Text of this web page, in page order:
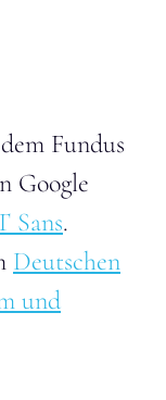
Fundus
Google
Sans.
Deutschen
und